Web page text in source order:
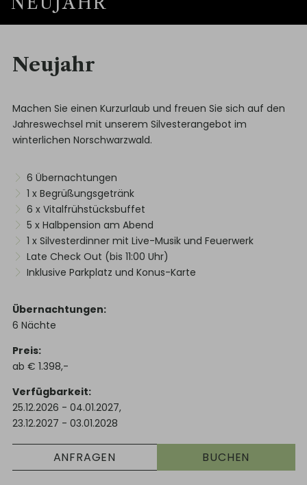
Neujahr
Machen Sie einen Kurzurlaub und freuen Sie sich auf den
Jahreswechsel mit unserem Silvesterangebot im
winterlichen Norschwarzwald.
6 Übernachtungen
1 x Begrüßungsgetränk
6 x Vitalfrühstücksbuffet
5 x Halbpension am Abend
1 x Silvesterdinner mit Live-Musik und Feuerwerk
Late Check Out (bis 11:00 Uhr)
Inklusive Parkplatz und Konus-Karte
Übernachtungen
6 Nächte
Preis
ab € 1.398,-
Verfügbarkeit
25.12.2026 - 04.01.2027,
23.12.2027 - 03.01.2028
BUCHEN
ANFRAGEN